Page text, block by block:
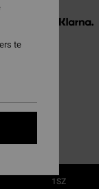
rente met
1SZ
te